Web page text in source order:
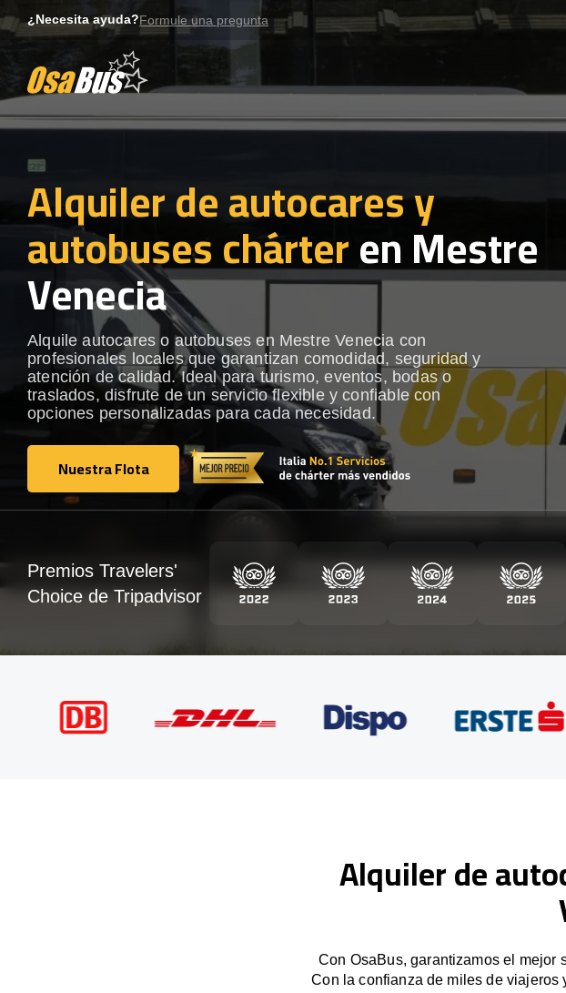
to
¿Necesita ayuda?Formule una pregunta
Alquiler de autocares y
autobuses chárteren Mestre
Venecia
Alquile autocares o autobuses en Mestre Venecia con
profesionales locales que garantizan comodidad, seguridad y
atención de calidad. Ideal para turismo, eventos, bodas o
traslados, disfrute de un servicio flexible y confiable con
opciones personalizadas para cada necesidad.
Nuestra Flota
Nuestra Flota
Premios Travelers'
Choice de Tripadvisor
Alquiler de
Con OsaBus, garantizamos el mejor
Con la confianza de miles de